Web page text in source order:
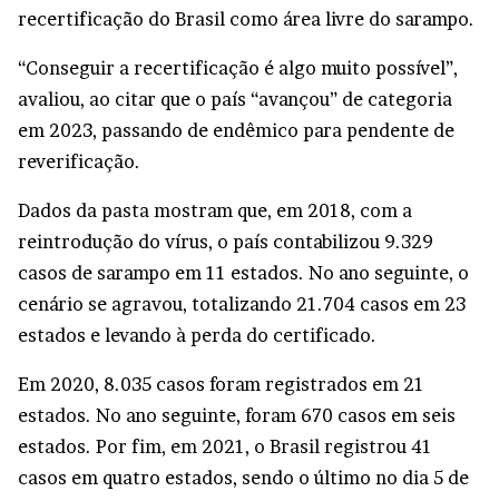
recertificação do Brasil como área livre do sarampo.
“Conseguir a recertificação é algo muito possível”,
avaliou, ao citar que o país “avançou” de categoria
em 2023, passando de endêmico para pendente de
reverificação.
Dados da pasta mostram que, em 2018, com a
reintrodução do vírus, o país contabilizou 9.329
casos de sarampo em 11 estados. No ano seguinte, o
cenário se agravou, totalizando 21.704 casos em 23
estados e levando à perda do certificado.
Em 2020, 8.035 casos foram registrados em 21
estados. No ano seguinte, foram 670 casos em seis
estados. Por fim, em 2021, o Brasil registrou 41
casos em quatro estados, sendo o último no dia 5 de